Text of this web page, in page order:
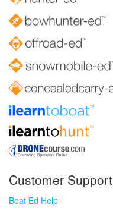
Customer Support
Boat Ed Help